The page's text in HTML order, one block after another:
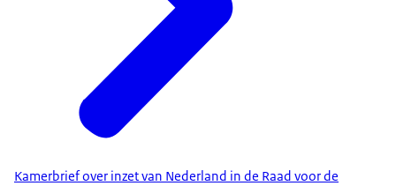
Kamerbrief over inzet van Nederland in de Raad voor de